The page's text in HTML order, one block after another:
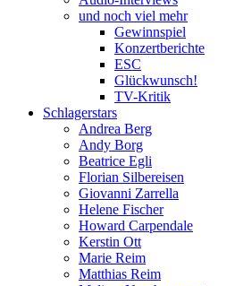
und noch viel mehr
Gewinnspiel
Konzertberichte
ESC
Glückwunsch!
TV-Kritik
Schlagerstars
Andrea Berg
Andy Borg
Beatrice Egli
Florian Silbereisen
Giovanni Zarrella
Helene Fischer
Howard Carpendale
Kerstin Ott
Marie Reim
Matthias Reim